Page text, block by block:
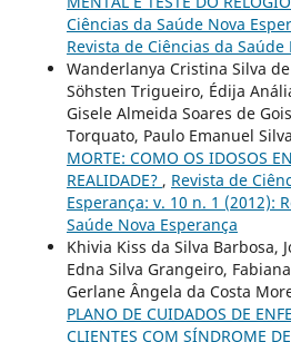
Ciências da Saúde Nova
Revista de Ciências da Saúde
Wanderlanya Cristina Silva
Söhsten Trigueiro, Édija
Gisele Almeida Soares de
Torquato, Paulo Emanuel
MORTE: COMO OS IDOSOS
REALIDADE? , Revista de
Esperança: v. 10 n. 1 (2012):
Saúde Nova Esperança
Khivia Kiss da Silva Barbosa,
Edna Silva Grangeiro,
Gerlane Ângela da Costa
PLANO DE CUIDADOS DE
CLIENTES COM SÍNDROME